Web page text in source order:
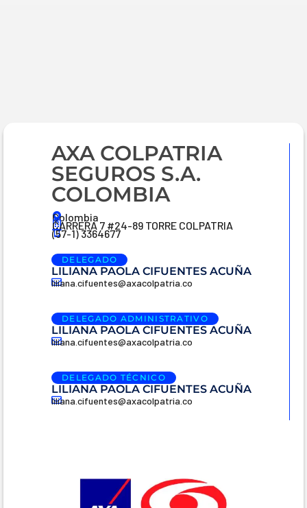
AXA COLPATRIA
SEGUROS S.A.
COLOMBIA
Colombia
CARRERA 7 #24-89 TORRE COLPATRIA
(57-1) 3364677
DELEGADO
LILIANA PAOLA CIFUENTES ACUÑA
liliana.cifuentes@axacolpatria.co
DELEGADO ADMINISTRATIVO
LILIANA PAOLA CIFUENTES ACUÑA
liliana.cifuentes@axacolpatria.co
DELEGADO TÉCNICO
LILIANA PAOLA CIFUENTES ACUÑA
liliana.cifuentes@axacolpatria.co